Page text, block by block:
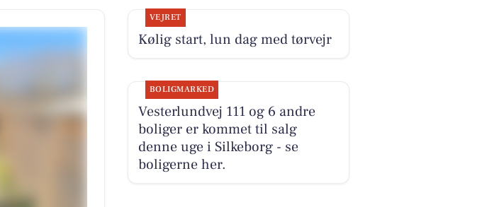
VEJRET
Kølig start, lun dag med tørvejr
BOLIGMARKED
Vesterlundvej 111 og 6 andre
boliger er kommet til salg
denne uge i Silkeborg - se
boligerne her.